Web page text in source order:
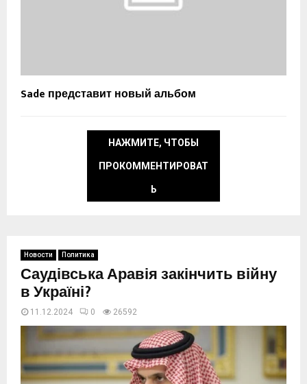
Sade представит новый альбом
НАЖМИТЕ, ЧТОБЫ
ПРОКОММЕНТИРОВАТ
Ь
Новости Политика
Саудівська Аравія закінчить війну
в Україні?
11.12.2024 0 26592